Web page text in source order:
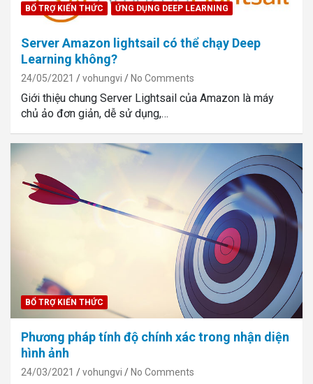
BỔ TRỢ KIẾN THỨC ỨNG DỤNG DEEP LEARNING
Server Amazon lightsail có thể chạy Deep
Learning không?
24/05/2021 vohungvi No Comments
Giới thiệu chung Server Lightsail của Amazon là máy
chủ ảo đơn giản, dễ sử dụng,…
BỔ TRỢ KIẾN THỨC
Phương pháp tính độ chính xác trong nhận diện
hình ảnh
24/03/2021 vohungvi No Comments